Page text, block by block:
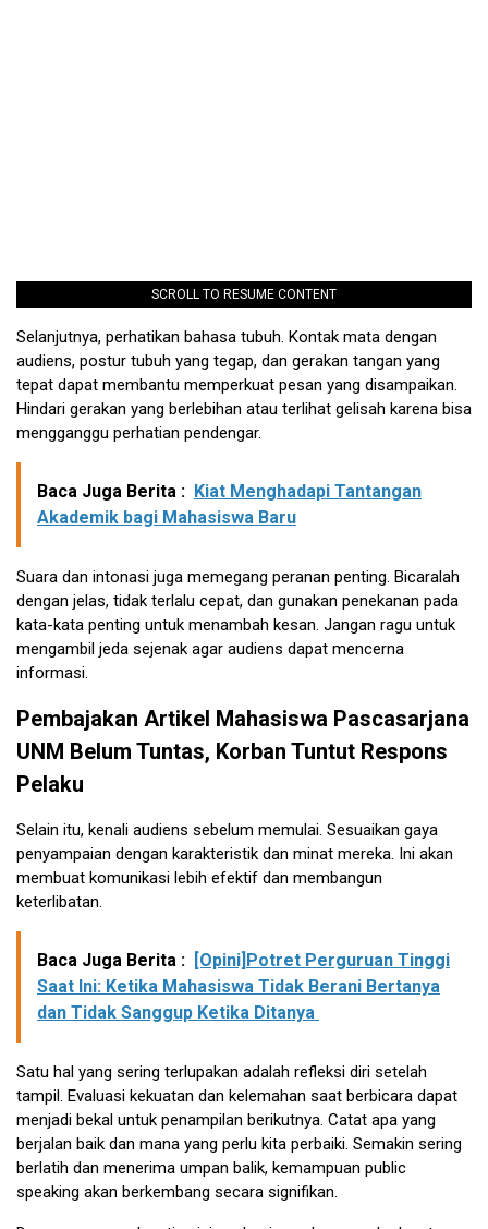
SCROLL TO RESUME CONTENT
Selanjutnya, perhatikan bahasa tubuh. Kontak mata dengan
audiens, postur tubuh yang tegap, dan gerakan tangan yang
tepat dapat membantu memperkuat pesan yang disampaikan.
Hindari gerakan yang berlebihan atau terlihat gelisah karena bisa
mengganggu perhatian pendengar.
Baca Juga Berita : Kiat Menghadapi Tantangan
Akademik bagi Mahasiswa Baru
Suara dan intonasi juga memegang peranan penting. Bicaralah
dengan jelas, tidak terlalu cepat, dan gunakan penekanan pada
kata-kata penting untuk menambah kesan. Jangan ragu untuk
mengambil jeda sejenak agar audiens dapat mencerna
informasi.
Pembajakan Artikel Mahasiswa Pascasarjana
UNM Belum Tuntas, Korban Tuntut Respons
Pelaku
Selain itu, kenali audiens sebelum memulai. Sesuaikan gaya
penyampaian dengan karakteristik dan minat mereka. Ini akan
membuat komunikasi lebih efektif dan membangun
keterlibatan.
Baca Juga Berita :
[Opini]Potret Perguruan Tinggi
Saat Ini: Ketika Mahasiswa Tidak Berani Bertanya
dan Tidak Sanggup Ketika Ditanya
Satu hal yang sering terlupakan adalah refleksi diri setelah
tampil. Evaluasi kekuatan dan kelemahan saat berbicara dapat
menjadi bekal untuk penampilan berikutnya. Catat apa yang
berjalan baik dan mana yang perlu kita perbaiki. Semakin sering
berlatih dan menerima umpan balik, kemampuan public
speaking akan berkembang secara signifikan.